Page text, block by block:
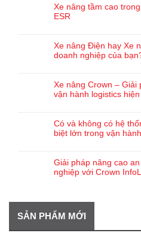
Xe nâng tầm cao
ESR
Xe nâng Điện hay Xe
doanh nghiệp của
Xe nâng Crown – Giải
vận hành logistics
Có và không có hệ
biệt lớn trong vận
Giải pháp nâng cao
nghiệp với Crown
SẢN PHẨM MỚI